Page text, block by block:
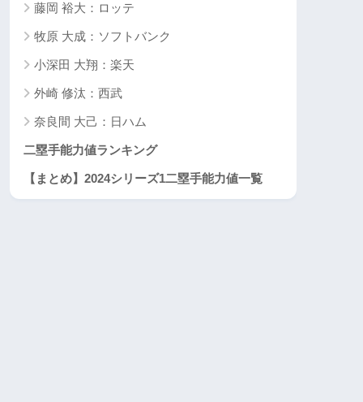
藤岡 裕大：ロッテ
牧原 大成：ソフトバンク
小深田 大翔：楽天
外崎 修汰：西武
奈良間 大己：日ハム
二塁手能力値ランキング
【まとめ】2024シリーズ1二塁手能力値一覧